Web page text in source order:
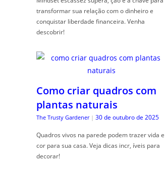
transformar sua relação com o dinheiro e
conquistar liberdade financeira. Venha
descobrir!
Como criar quadros com
plantas naturais
The Trusty Gardener | 30 de outubro de 2025
Quadros vivos na parede podem trazer vida e
cor para sua casa. Veja dicas incr, íveis para
decorar!